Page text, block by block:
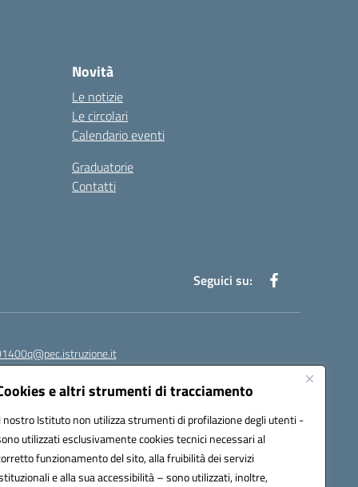
e altri strumenti di tracciamento
nostro Istituto non utilizza strumenti di profilazione degli utenti -
utilizzati esclusivamente cookies tecnici necessari al
funzionamento del sito, alla fruibilità dei servizi
e alla sua accessibilità – sono utilizzati, inoltre,
Novità
Le notizie
Le circolari
Calendario eventi
Graduatorie
Contatti
Seguici su: